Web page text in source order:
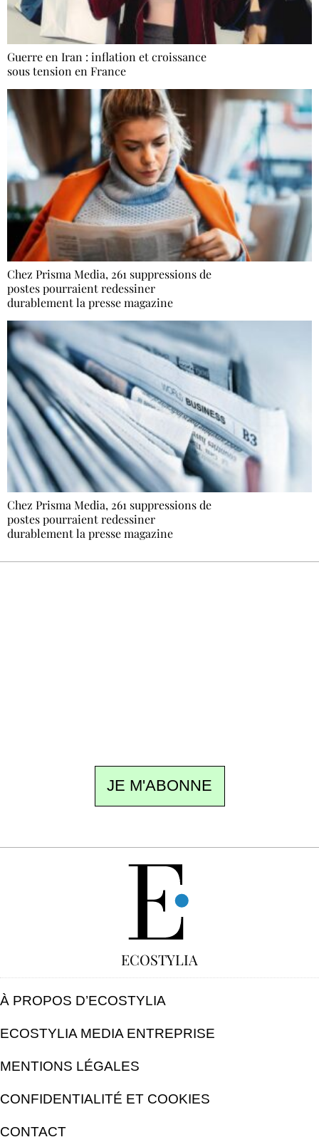
Guerre en Iran : inflation et croissance
sous tension en France
Chez Prisma Media, 261 suppressions de
postes pourraient redessiner
durablement la presse magazine
Chez Prisma Media, 261 suppressions de
postes pourraient redessiner
durablement la presse magazine
JE M'ABONNE
ECOSTYLIA
À PROPOS D’ECOSTYLIA
ECOSTYLIA MEDIA ENTREPRISE
MENTIONS LÉGALES
CONFIDENTIALITÉ ET COOKIES
CONTACT